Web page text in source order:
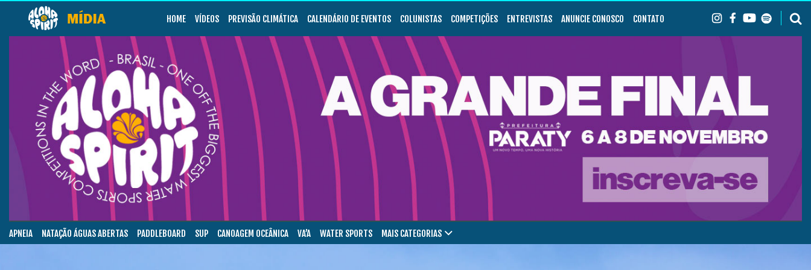
HOME VÍDEOS PREVISÃO CLIMÁTICA CALENDÁRIO DE EVENTOS COLUNISTAS COMPETIÇÕES ENTREVISTAS ANUNCIE CONOSCO CONTATO
APNEIA NATAÇÃO ÁGUAS ABERTAS PADDLEBOARD SUP CANOAGEM OCEÂNICA VA’A WATER SPORTS MAIS CATEGORIAS